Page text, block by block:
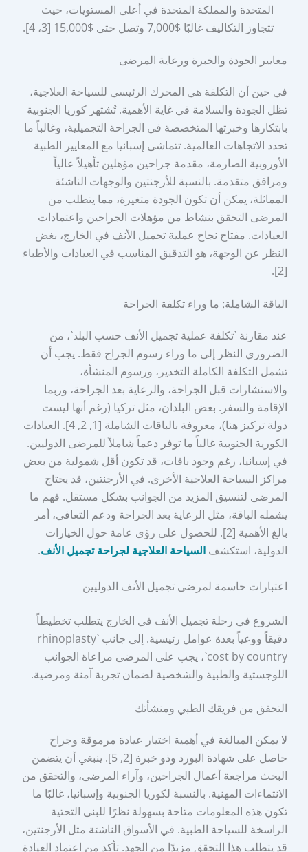
المتحدة والمملكة المتحدة في أعلى المستويات، حيث
تتجاوز التكاليف غالبًا $7,000 وتصل حتى $15,000 [3، 4].
معايير الجودة والخبرة ورعاية المرضى
في حين أن التكلفة هي المحرك الرئيسي للسياحة العلاجية،
تظل الجودة والسلامة في غاية الأهمية. تُشتهر كوريا الجنوبية
بابتكارها وخبرتها المتخصصة في الجراحة التجميلية، وغالباً ما
تحدد الاتجاهات العالمية. تتماشى إسبانيا مع المعايير الطبية
الأوروبية الصارمة، مقدمة جراحين مؤهلين تأهيلاً عالياً
ومرافق متقدمة. بالنسبة للأرجنتين والوجهات الناشئة
المماثلة، يمكن أن تكون الجودة متغيرة، مما يتطلب من
المرضى التحقق بنشاط من مؤهلات الجراحين واعتمادات
العيادات. مفتاح نجاح عملية تجميل الأنف في الخارج، بغض
النظر عن الوجهة، هو التدقيق المناسب في العيادات والأطباء
[2].
الباقة الشاملة: ما وراء تكلفة الجراحة
عند مقارنة `تكلفة عملية تجميل الأنف حسب البلد`، من
الضروري النظر إلى ما وراء رسوم الجراح فقط. يجب أن
تشمل التكلفة الكاملة التخدير، ورسوم المنشأة،
والاستشارات قبل الجراحة، والرعاية بعد الجراحة، وربما
الإقامة والسفر. بعض البلدان، مثل تركيا (رغم أنها ليست
دولة تركيز هنا)، معروفة بالباقات الشاملة [1, 2, 4]. العيادات
الكورية الجنوبية غالباً ما توفر دعماً شاملاً للمرضى الدوليين.
في إسبانيا، رغم وجود باقات، قد تكون أقل شمولية من بعض
مراكز السياحة العلاجية الأخرى. في الأرجنتين، قد يحتاج
المرضى لتنسيق المزيد من الجوانب بشكل مستقل. فهم ما
يشمله الباقة، مثل الرعاية بعد الجراحة ودعم التعافي، أمر
بالغ الأهمية [2]. للحصول على رؤى عامة حول الخيارات
الدولية، استكشفالسياحة العلاجية لجراحة تجميل الأنف.
اعتبارات حاسمة لمرضى تجميل الأنف الدوليين
الشروع في رحلة تجميل الأنف في الخارج يتطلب تخطيطاً
دقيقاً ووعياً بعدة عوامل رئيسية. إلى جانب `rhinoplasty
cost by country`، يجب على المرضى مراعاة الجوانب
اللوجستية والطبية والشخصية لضمان تجربة آمنة ومرضية.
التحقق من فريقك الطبي ومنشأتك
لا يمكن المبالغة في أهمية اختيار عيادة مرموقة وجراح
حاصل على شهادة البورد وذو خبرة [2, 5]. ينبغي أن يتضمن
البحث مراجعة أعمال الجراحين، وآراء المرضى، والتحقق من
الانتماءات المهنية. بالنسبة لكوريا الجنوبية وإسبانيا، غالبًا ما
تكون هذه المعلومات متاحة بسهولة نظرًا للبنى التحتية
الراسخة للسياحة الطبية. في الأسواق الناشئة مثل الأرجنتين،
قد يتطلب هذا التحقق مزيدًا من الجهد. تأكد من اعتماد العيادة